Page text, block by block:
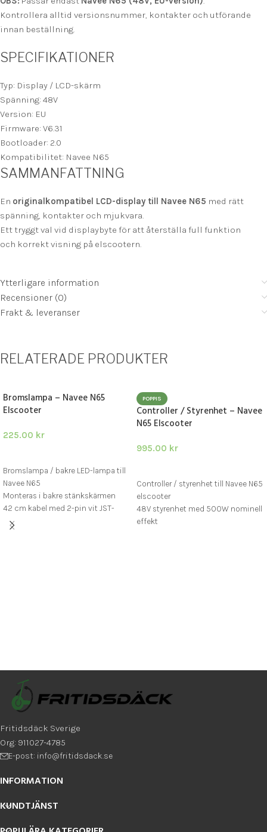
Kontrollera alltid versionsnummer, kontakter och utförande
innan beställning.
SPECIFIKATIONER
Typ: Display / LCD-skärm
Spänning: 48V
Version: EU
Firmware: V6.31
Bootloader: 2.0
Kompatibilitet: Navee N65
SAMMANFATTNING
En originalkompatibel LCD-display till Navee N65 med rätt
spänning, kontakter och mjukvara.
Ett tryggt val vid displaybyte för att återställa full funktion
och korrekt visning på elscootern.
Ytterligare information
Recensioner (0)
Frakt & leveranser
RELATERADE PRODUKTER
Bromslampa – Navee N65
Elscooter
225.00 kr
Bromslampa / bakre LED-lampa till
Navee N65
Monteras i bakre stänkskärmen
42 cm kabel med 2-pin vit JST-
kontakt
POPPIS
Controller / Styrenhet – Navee
N65 Elscooter
995.00 kr
Controller / styrenhet till Navee N65
elscooter
48V styrenhet med 500W nominell
effekt
Fritidsdäck Sverige
Org: 911027-4785
E-post: info@fritidsdack.se
INFORMATION
KUNDTJÄNST